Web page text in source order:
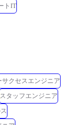
トIT
サクセスエンジニア
スタッフエンジニア